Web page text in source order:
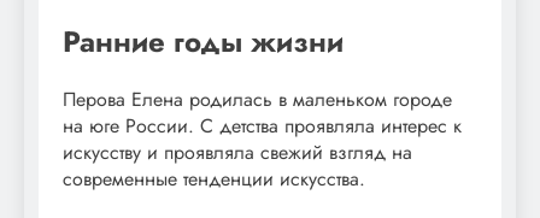
Ранние годы жизни
Перова Елена родилась в маленьком городе
на юге России. С детства проявляла интерес к
искусству и проявляла свежий взгляд на
современные тенденции искусства.